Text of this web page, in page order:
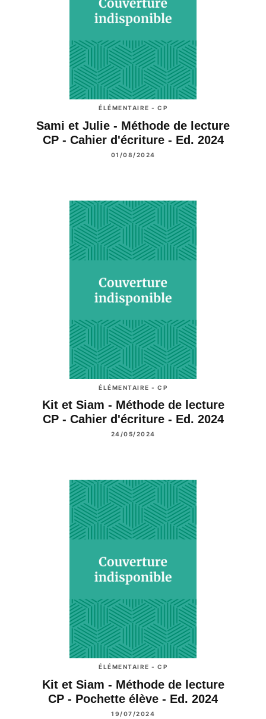
ÉLÉMENTAIRE - CP
Sami et Julie - Méthode de lecture
CP - Cahier d'écriture - Ed. 2024
01/08/2024
ÉLÉMENTAIRE - CP
Kit et Siam - Méthode de lecture
CP - Cahier d'écriture - Ed. 2024
24/05/2024
ÉLÉMENTAIRE - CP
Kit et Siam - Méthode de lecture
CP - Pochette élève - Ed. 2024
19/07/2024